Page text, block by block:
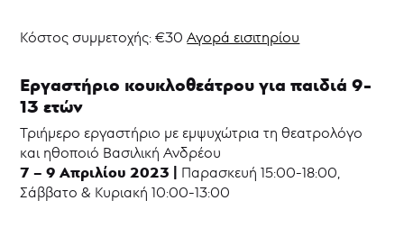
Κόστος συμμετοχής: €30Αγορά εισιτηρίου
Εργαστήριο κουκλοθεάτρου για παιδιά 9-
13 ετών
Τριήμερο εργαστήριo με εμψυχώτρια τη θεατρολόγο
και ηθοποιό Βασιλική Ανδρέου
7 – 9 Απριλίου 2023 | Παρασκευή 15:00-18:00,
Σάββατο & Κυριακή 10:00-13:00